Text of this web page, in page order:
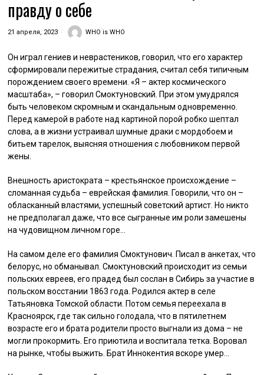
правду о себе
21 апреля, 2023 WHO is WHO
Он играл гениев и неврастеников, говорил, что его характер
сформировали пережитые страдания, считал себя типичным
порождением своего времени. «Я – актер космического
масштаба», – говорил Смоктуновский. При этом умудрялся
быть человеком скромным и скандальным одновременно.
Перед камерой в работе над картиной порой робко шептал
слова, а в жизни устраивал шумные драки с мордобоем и
битьем тарелок, выясняя отношения с любовником первой
жены.
Внешность аристократа – крестьянское происхождение –
сломанная судьба – еврейская фамилия. Говорили, что он –
обласканный властями, успешный советский артист. Но никто
не предполагал даже, что все сыгранные им роли замешены
на чудовищном личном горе…
На самом деле его фамилия Смоктунович. Писал в анкетах, что
белорус, но обманывал. Смоктуновский происходит из семьи
польских евреев, его прадед был сослан в Сибирь за участие в
польском восстании 1863 года. Родился актер в селе
Татьяновка Томской области. Потом семья переехала в
Красноярск, где так сильно голодала, что в пятилетнем
возрасте его и брата родители просто выгнали из дома – не
могли прокормить. Его приютила и воспитала тетка. Воровал
на рынке, чтобы выжить. Брат Иннокентия вскоре умер…